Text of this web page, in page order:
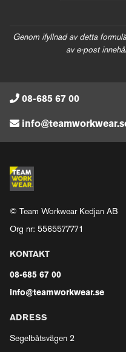
Genom ifyllnad av detta
av e-post
08-685 67 00
© Team Workwear Kedjan AB
Org nr: 5565577771
KONTAKT
08-685 67 00
info@teamworkwear.se
ADRESS
Segelbåtsvägen 2